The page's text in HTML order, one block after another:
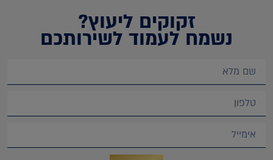
זקוקים ליעוץ?
נשמח לעמוד לשירותכם